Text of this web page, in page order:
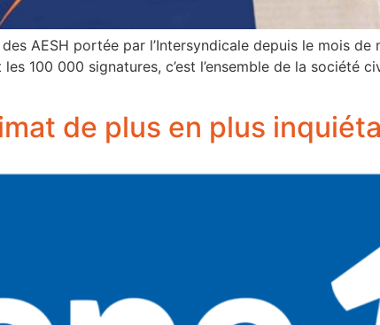
AESH portée par l’Intersyndicale depuis le mois de
100 000 signatures, c’est l’ensemble de la société
de plus en plus